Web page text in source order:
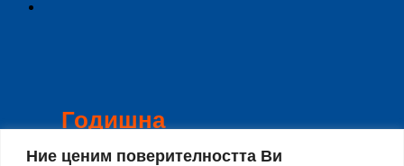
Ние ценим поверителността Ви
Годишна
инвентаризация